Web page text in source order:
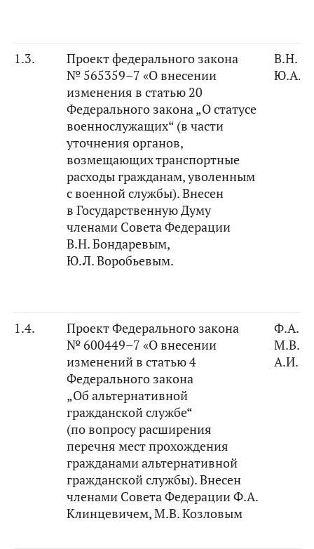
1.3.
Проект федерального закона
№ 565359–7 «О внесении
изменения в статью 20
Федерального закона „О статусе
военнослужащих“ (в части
уточнения органов,
возмещающих транспортные
расходы гражданам, уволенным
с военной службы). Внесен
в Государственную Думу
членами Совета Федерации
В.Н. Бондаревым,
Ю.Л. Воробьевым.
В.Н.
Ю.А.
1.4.
Проект Федерального закона
№ 600449–7 «О внесении
изменений в статью 4
Федерального закона
„Об альтернативной
гражданской службе“
(по вопросу расширения
перечня мест прохождения
гражданами альтернативной
гражданской службы). Внесен
членами Совета Федерации Ф.А.
Клинцевичем, М.В. Козловым
Ф.А.
М.В.
А.И.